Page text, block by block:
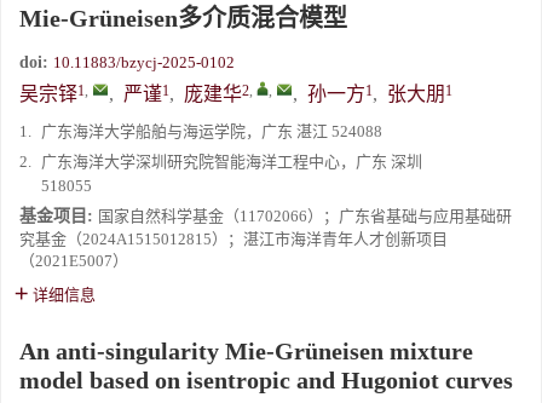
Mie-Grüneisen多介质混合模型
doi: 10.11883/bzycj-2025-0102
吴宗铎1, , 严谨1, 庞建华2, , , 孙一方1, 张大朋 1
1. 广东海洋大学船舶与海运学院，广东 湛江 524088
2. 广东海洋大学深圳研究院智能海洋工程中心，广东 深圳
518055
基金项目: 国家自然科学基金（11702066）；广东省基础与应用基础研
究基金（2024A1515012815）；湛江市海洋青年人才创新项目
（2021E5007）
详细信息
An anti-singularity Mie-Grüneisen mixture
model based on isentropic and Hugoniot curves